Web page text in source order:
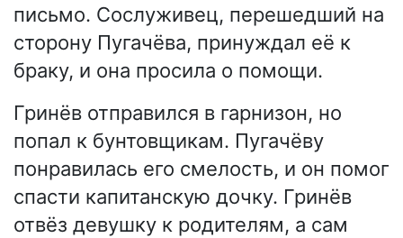
письмо. Сослуживец, перешедший на
сторону Пугачёва, принуждал её к
браку, и она просила о помощи.
Гринёв отправился в гарнизон, но
попал к бунтовщикам. Пугачёву
понравилась его смелость, и он помог
спасти капитанскую дочку. Гринёв
отвёз девушку к родителям, а сам